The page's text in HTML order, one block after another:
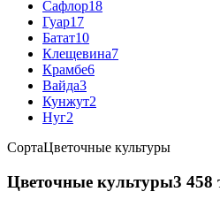
Сафлор18
Гуар17
Батат10
Клещевина7
Крамбе6
Вайда3
Кунжут2
Нуг2
СортаЦветочные культуры
Цветочные культуры3 458